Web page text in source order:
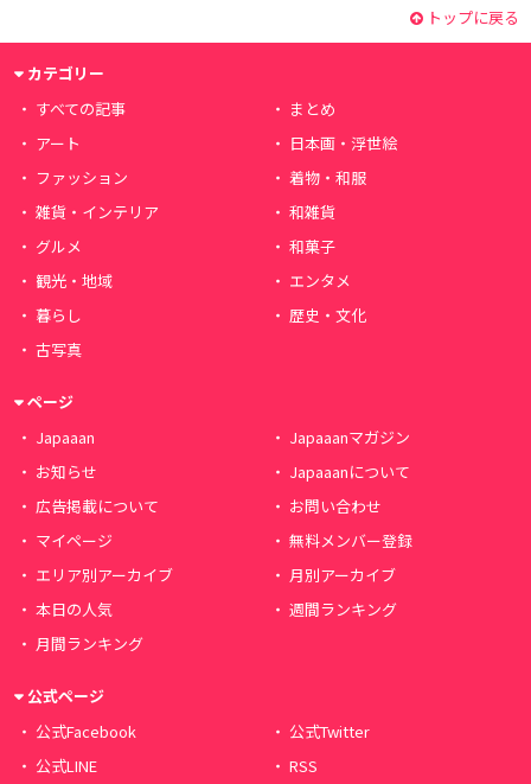
トップに戻る
カテゴリー
すべての記事
まとめ
アート
日本画・浮世絵
ファッション
着物・和服
雑貨・インテリア
和雑貨
グルメ
和菓子
観光・地域
エンタメ
暮らし
歴史・文化
古写真
ページ
Japaaan
Japaaanマガジン
お知らせ
Japaaanについて
広告掲載について
お問い合わせ
マイページ
無料メンバー登録
エリア別アーカイブ
月別アーカイブ
本日の人気
週間ランキング
月間ランキング
公式ページ
公式Facebook
公式Twitter
公式LINE
RSS